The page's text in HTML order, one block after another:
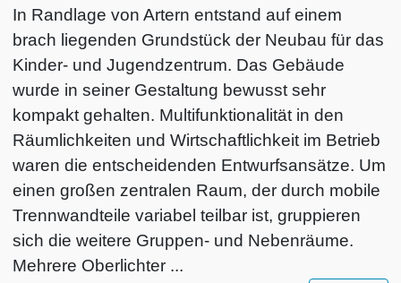
In Randlage von Artern entstand auf einem
brach liegenden Grundstück der Neubau für das
Kinder- und Jugendzentrum. Das Gebäude
wurde in seiner Gestaltung bewusst sehr
kompakt gehalten. Multifunktionalität in den
Räumlichkeiten und Wirtschaftlichkeit im Betrieb
waren die entscheidenden Entwurfsansätze. Um
einen großen zentralen Raum, der durch mobile
Trennwandteile variabel teilbar ist, gruppieren
sich die weitere Gruppen- und Nebenräume.
Mehrere Oberlichter ...